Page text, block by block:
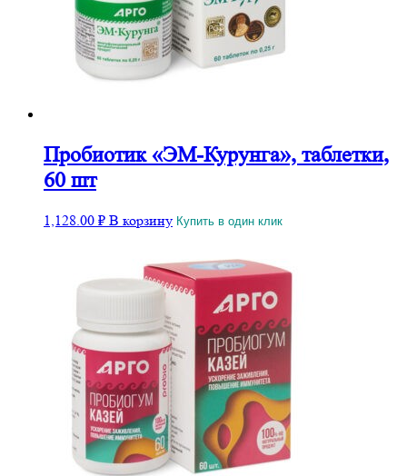
Пробиотик «ЭМ-Курунга», таблетки,
60 шт
1,128.00 ₽ В корзину Купить в один клик